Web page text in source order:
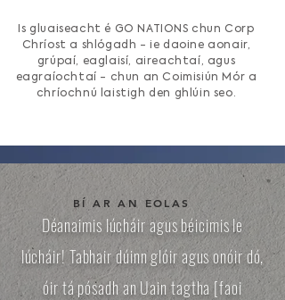
Is gluaiseacht é GO NATIONS chun Corp
Chríost a shlógadh - ie daoine aonair,
grúpaí, eaglaisí, aireachtaí, agus
eagraíochtaí - chun an Coimisiún Mór a
chríochnú laistigh den ghlúin seo.
BÍ AR AN EOLAS
Déanaimis lúcháir agus béicimis le
lúcháir! Tabhair dúinn glóir agus onóir dó,
óir tá pósadh an Uain tagtha [faoi